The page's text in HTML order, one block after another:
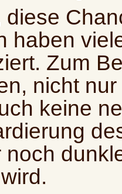
diese
haben
Zum
nicht
keine
noch